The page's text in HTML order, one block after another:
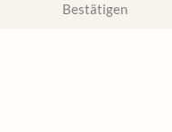
Bestätigen